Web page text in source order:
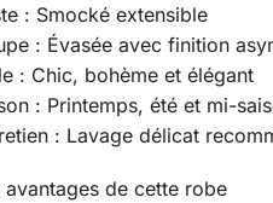
: Smocké extensible
: Évasée avec finition
: Chic, bohème et élégant
: Printemps, été et mi-
: Lavage délicat
avantages de cette robe